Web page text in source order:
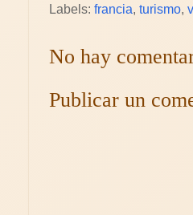
Labels: francia, turismo,
No hay
Publicar un